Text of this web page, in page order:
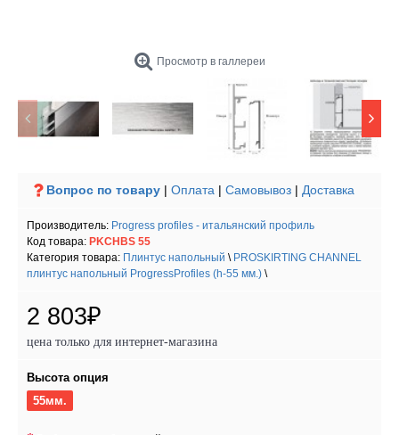
Просмотр в галлереи
Вопрос по товару | Оплата | Самовывоз | Доставка
Производитель: Progress profiles - итальянский профиль
Код товара: PKCHBS 55
Категория товара: Плинтус напольный \ PROSKIRTING CHANNEL
плинтус напольный ProgressProfiles (h-55 мм.) \
2 803₽
цена только для интернет-магазина
Высота опция
55мм.